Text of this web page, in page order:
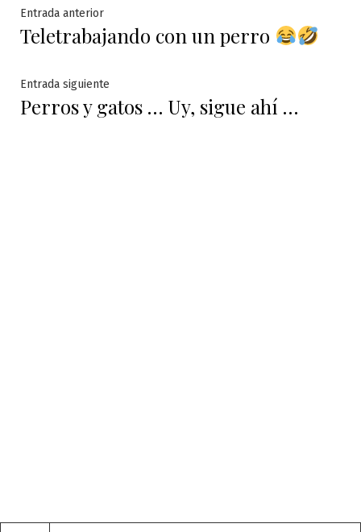
Navegación
de
entradas
Entrada anteriorEntrada
anterior:
Teletrabajando con un perro
Entrada siguiente
siguiente:
Perros y gatos … Uy, sigue ahí …